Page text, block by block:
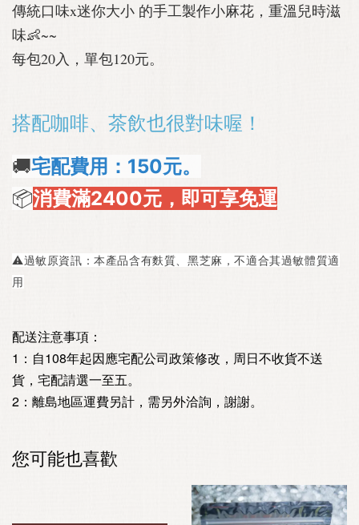
傳統口味x迷你大小 的手工製作小麻花，重溫兒時滋
味👶~~
每包20入，單包120元。
搭配咖啡、茶飲也很對味喔！
🚚宅配費用：150元。
📦消費滿2400元，即可享免運
⚠️過敏原資訊：本產品含有麩質、黑芝麻，不適合其過敏體質適
用
配送注意事項：
1：自108年起因應宅配公司政策修改，周日不收貨不送
貨，宅配請選一至五。
2：離島地區運費另計，需另外洽詢，謝謝。
您可能也喜歡